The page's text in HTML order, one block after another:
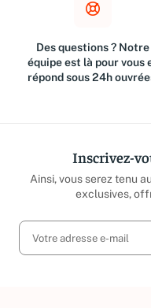
Des questions ? Notre
équipe est là pour vous
répond sous 24h
Inscrivez-
Ainsi, vous serez tenu
exclusives,